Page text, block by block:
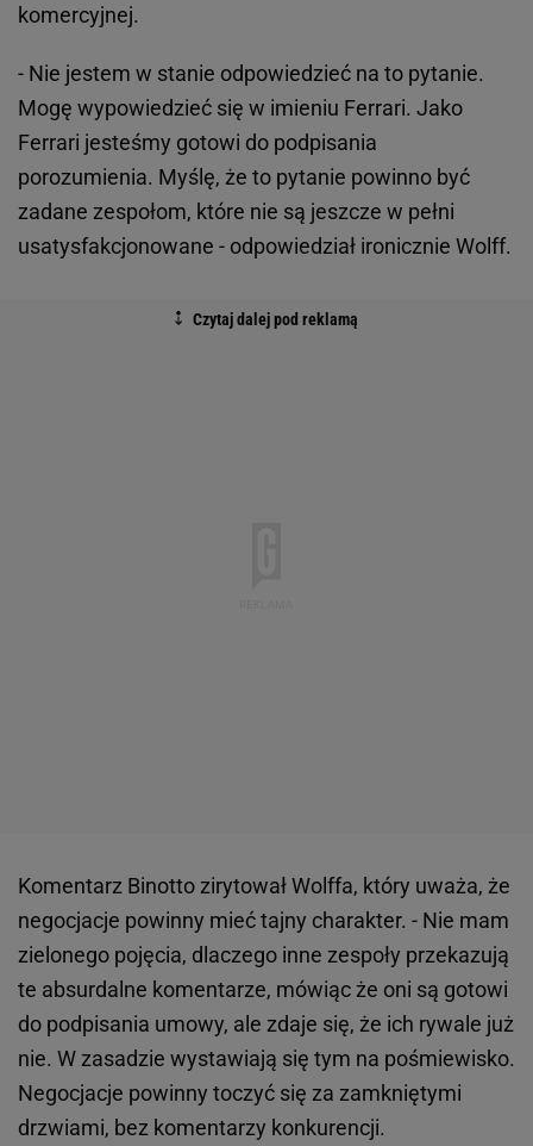
komercyjnej.
- Nie jestem w stanie odpowiedzieć na to pytanie.
Mogę wypowiedzieć się w imieniu Ferrari. Jako
Ferrari jesteśmy gotowi do podpisania
porozumienia. Myślę, że to pytanie powinno być
zadane zespołom, które nie są jeszcze w pełni
usatysfakcjonowane - odpowiedział ironicznie Wolff.
Komentarz Binotto zirytował Wolffa, który uważa, że
negocjacje powinny mieć tajny charakter. - Nie mam
zielonego pojęcia, dlaczego inne zespoły przekazują
te absurdalne komentarze, mówiąc że oni są gotowi
do podpisania umowy, ale zdaje się, że ich rywale już
nie. W zasadzie wystawiają się tym na pośmiewisko.
Negocjacje powinny toczyć się za zamkniętymi
drzwiami, bez komentarzy konkurencji.